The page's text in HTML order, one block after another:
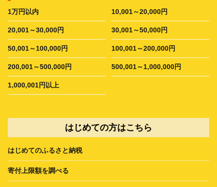
1万円以内 10,001～20,000円
20,001～30,000円 30,001～50,000円
50,001～100,000円 100,001～200,000円
200,001～500,000円 500,001～1,000,000円
1,000,001円以上
はじめての方はこちら
はじめてのふるさと納税
寄付上限額を調べる